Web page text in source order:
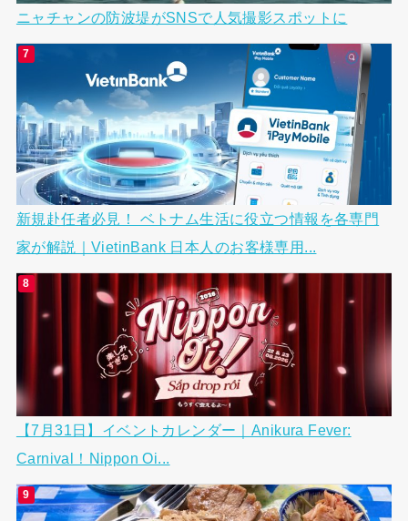
ニャチャンの防波堤がSNSで人気撮影スポットに
新規赴任者必見！ ベトナム生活に役立つ情報を各専門
家が解説｜VietinBank 日本人のお客様専用...
【7月31日】イベントカレンダー｜Anikura Fever:
Carnival！Nippon Oi...